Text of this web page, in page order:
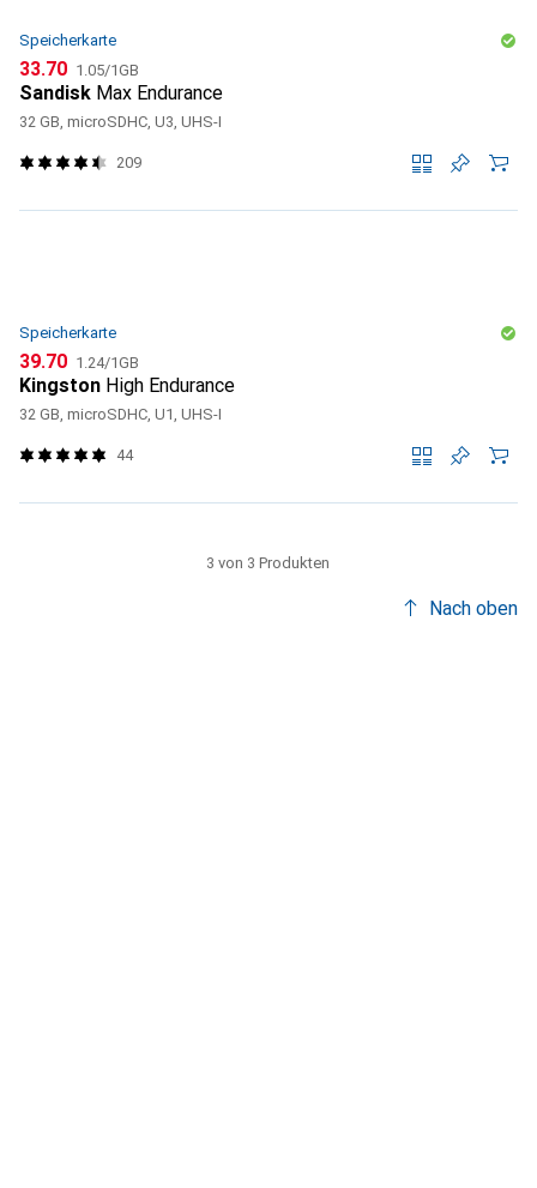
Speicherkarte
CHF
33.70 CHF
1.05/1GB
Sandisk Max Endurance
32 GB, microSDHC, U3, UHS-I
209
Speicherkarte
CHF
39.70 CHF
1.24/1GB
Kingston High Endurance
32 GB, microSDHC, U1, UHS-I
44
3 von 3 Produkten
Nach oben